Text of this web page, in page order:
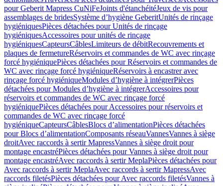
pour Geberit Mapress CuNiFeJoints d'étanchéitéJeux de vis pour
assemblages de bridesSystème d’hygiène GeberitUnités de rinçage
hygiéniquesPièces détachées pour Unités de rinçage
hygiéniquesAccessoires pour unités de rinçage
hygiéniquesCapteursCâblesLimiteurs de débitRecouvrements et
plaques de fermetureRéservoirs et commandes de WC avec rinçage
forcé hygiéniquePièces détachées pour Réservoirs et commandes de
WC avec rinçage forcé hygiéniqueRéservoirs à encastrer avec
rinçage forcé hygiéniqueModules d’hygiène à intégrerPièces
détachées pour Modules d’hygiène à intégrerAccessoires pour
réservoirs et commandes de WC avec rinçage forcé
hygiéniquePièces détachées pour Accessoires pour réservoirs et
commandes de WC avec rinçage forcé
hygiéniqueCapteursCâblesBlocs d’alimentationPièces détachées
pour Blocs d’alimentationComposants réseauVannesVannes à siège
droitAvec raccords à sertir MapressVannes à siège droit pour
montage encastréPièces détachées pour Vannes à siège droit pour
montage encastréAvec raccords à sertir MeplaPièces détachées pour
Avec raccords à sertir MeplaAvec raccords à sertir MapressAvec
raccords filetésPièces détachées pour Avec raccords filetésVannes à